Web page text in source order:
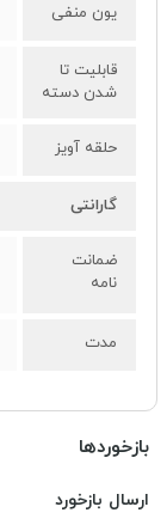
یون منفی
قابلیت تا
شدن دسته
حلقه آویز
گارانتی
ضمانت
نامه
مدت
بازخوردها
ارسال بازخورد